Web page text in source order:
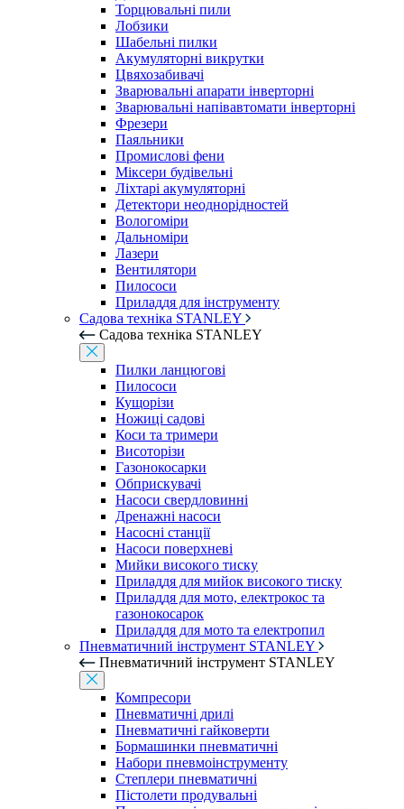
Торцювальні пили
Лобзики
Шабельні пилки
Акумуляторні викрутки
Цвяхозабивачі
Зварювальні апарати інверторні
Зварювальні напівавтомати інверторні
Фрезери
Паяльники
Промислові фени
Міксери будівельні
Ліхтарі акумуляторні
Детектори неоднорідностей
Вологоміри
Дальноміри
Лазери
Вентилятори
Пилососи
Приладдя для інструменту
Садова техніка STANLEY
Садова техніка STANLEY
Пилки ланцюгові
Пилососи
Кущорізи
Ножиці садові
Коси та тримери
Висоторізи
Газонокосарки
Обприскувачі
Насоси свердловинні
Дренажні насоси
Насосні станції
Насоси поверхневі
Мийки високого тиску
Приладдя для мийок високого тиску
Приладдя для мото, електрокос та
газонокосарок
Приладдя для мото та електропил
Пневматичний інструмент STANLEY
Пневматичний інструмент STANLEY
Компресори
Пневматичні дрилі
Пневматичні гайковерти
Бормашинки пневматичні
Набори пневмоінструменту
Степлери пневматичні
Пістолети продувальні